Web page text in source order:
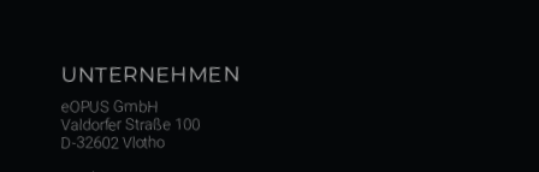
UNTERNEHMEN
eOPUS GmbH
Valdorfer Straße 100
D-32602 Vlotho